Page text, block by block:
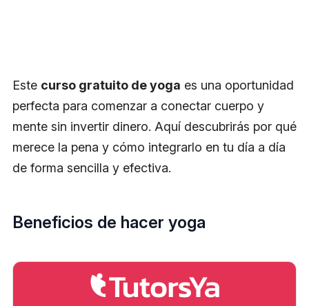
Este curso gratuito de yoga es una oportunidad
perfecta para comenzar a conectar cuerpo y
mente sin invertir dinero. Aquí descubrirás por qué
merece la pena y cómo integrarlo en tu día a día
de forma sencilla y efectiva.
Beneficios de hacer yoga